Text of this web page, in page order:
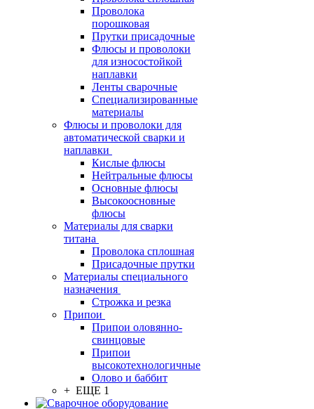
Проволока
порошковая
Прутки присадочные
Флюсы и проволоки
для износостойкой
наплавки
Ленты сварочные
Специализированные
материалы
Флюсы и проволоки для
автоматической сварки и
наплавки
Кислые флюсы
Нейтральные флюсы
Основные флюсы
Высокоосновные
флюсы
Материалы для сварки
титана
Проволока сплошная
Присадочные прутки
Материалы специального
назначения
Строжка и резка
Припои
Припои оловянно-
свинцовые
Припои
высокотехнологичные
Олово и баббит
+ ЕЩЕ 1